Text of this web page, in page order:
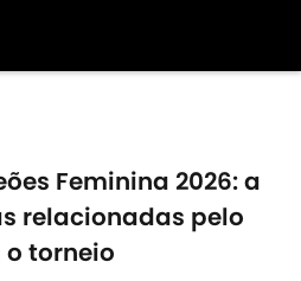
Feminina 2026: a
relacionadas pelo
torneio